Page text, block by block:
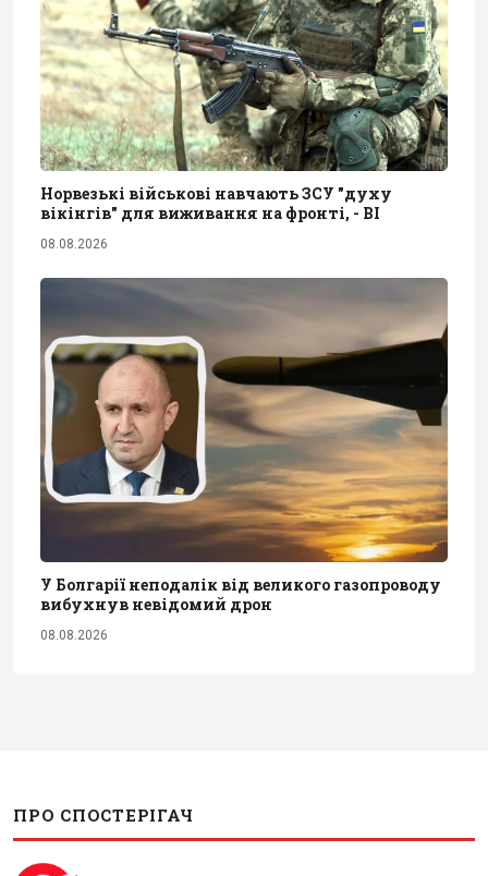
Норвезькі військові навчають ЗСУ "духу
вікінгів" для виживання на фронті, - BI
08.08.2026
У Болгарії неподалік від великого газопроводу
вибухнув невідомий дрон
08.08.2026
ПРО СПОСТЕРІГАЧ